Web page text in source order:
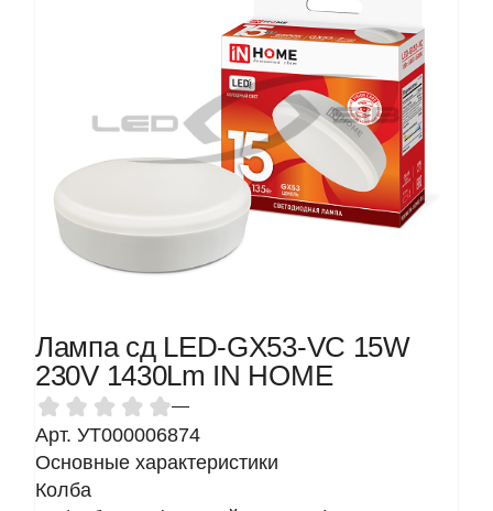
Лампа сд LED-GX53-VC 15W
230V 1430Lm IN HOME
—
Арт. УТ000006874
Основные характеристики
Колба